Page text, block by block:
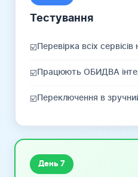
Тестування
☑️Перевірка всіх
☑️Працюють ОБИДВА
☑️Переключення в
День 7